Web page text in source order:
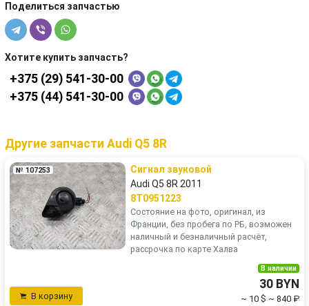
Поделиться запчастью
Хотите купить запчасть?
+375 (29) 541-30-00
+375 (44) 541-30-00
Другие запчасти Audi Q5 8R
№ 107253
Сигнал звуковой
Audi Q5 8R 2011
8T0951223
Состояние на фото, оригинал, из
Франции, без пробега по РБ, возможен
наличный и безналичный расчёт,
рассрочка по карте Халва
В корзину
В наличии
30 BYN
~ 10 $ ~ 840 ₽